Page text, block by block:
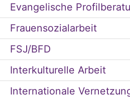
Evangelische
Frauensozialarbeit
FSJ/BFD
Interkulturelle Arbeit
Internationale